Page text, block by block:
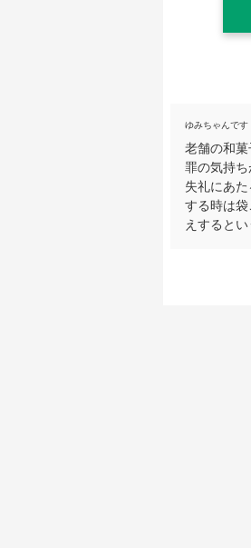
ゆみちゃんです
老舗の和
罪の気持
失礼にあ
する時は
えすると